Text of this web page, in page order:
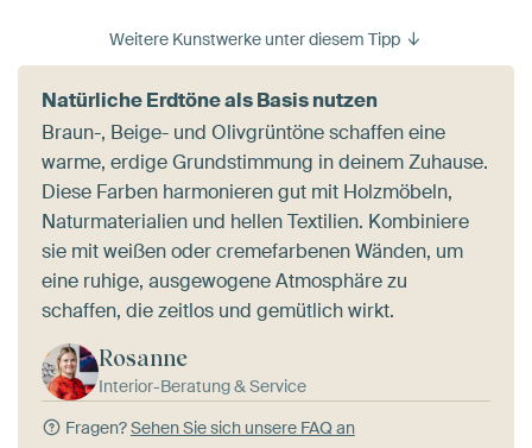
Weitere Kunstwerke unter diesem Tipp
Natürliche Erdtöne als Basis nutzen
Braun-, Beige- und Olivgrüntöne schaffen eine
warme, erdige Grundstimmung in deinem Zuhause.
Diese Farben harmonieren gut mit Holzmöbeln,
Naturmaterialien und hellen Textilien. Kombiniere
sie mit weißen oder cremefarbenen Wänden, um
eine ruhige, ausgewogene Atmosphäre zu
schaffen, die zeitlos und gemütlich wirkt.
Rosanne
Interior-Beratung & Service
Fragen?Sehen Sie sich unsere FAQ an